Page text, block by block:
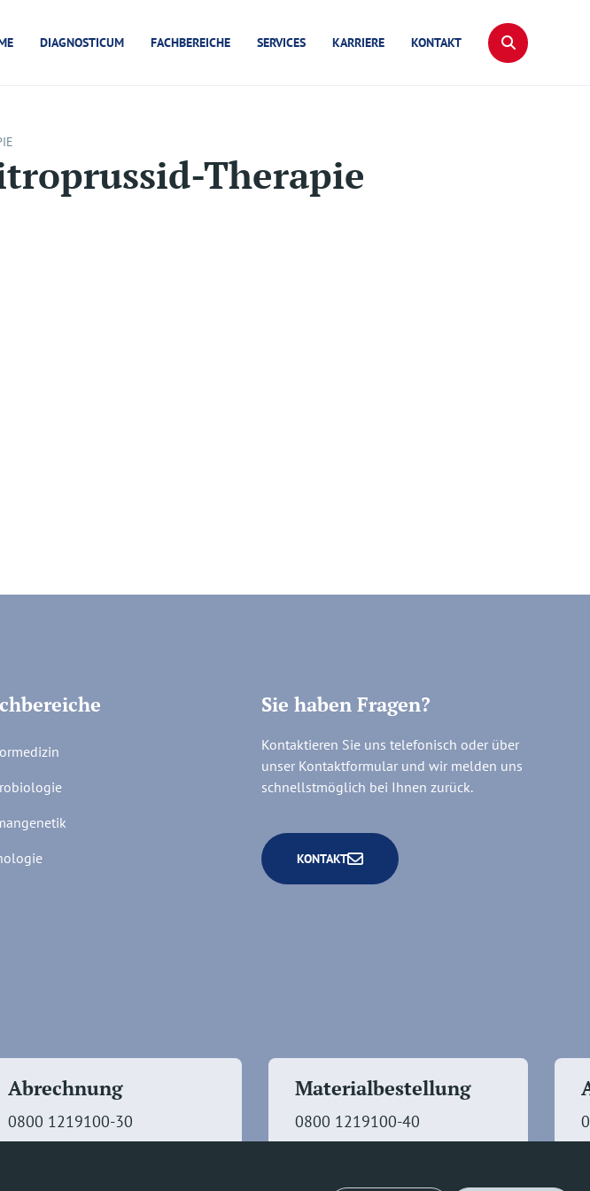
DIAGNOSTICUM FACHBEREICHE SERVICES KARRIERE KONTAKT
Therapie
Sie haben Fragen?
Kontaktieren Sie uns telefonisch oder über
unser Kontaktformular und wir melden uns
schnellstmöglich bei Ihnen zurück.
KONTAKT
Abrechnung
0800 1219100-30
Materialbestellung
0800 1219100-40